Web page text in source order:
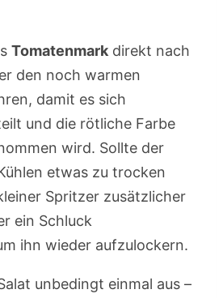
Tomatenmark direkt nach
den noch warmen
damit es sich
und die rötliche Farbe
wird. Sollte der
etwas zu trocken
Spritzer zusätzlicher
ein Schluck
ihn wieder aufzulockern.
unbedingt einmal aus –